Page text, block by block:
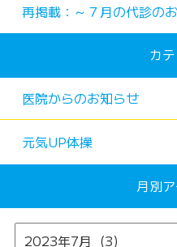
再掲載：～７月の代診の
カ
医院からのお知らせ
元気UP体操
月別